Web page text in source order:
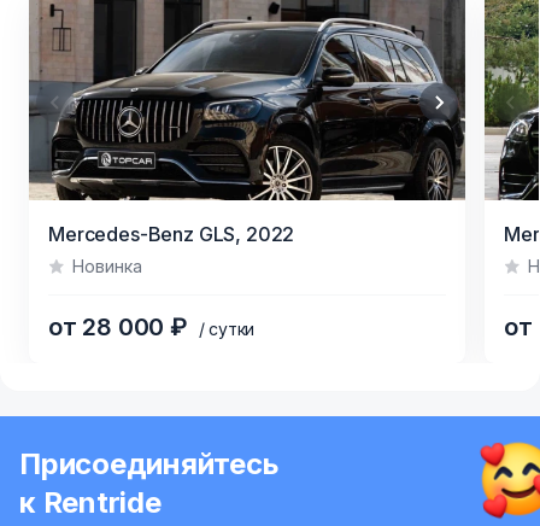
Mercedes-Benz GLS, 2022
Новинка
от 28 000 ₽ / сутки от
3
Присоединяйтесь
к Rentride